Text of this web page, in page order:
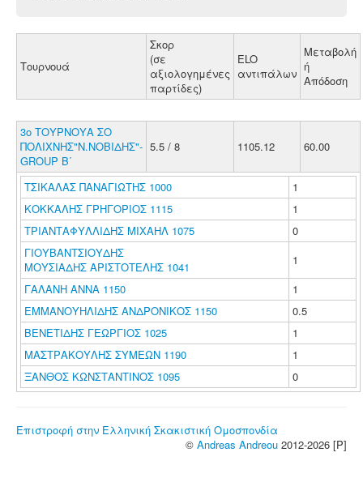
Τουρνουά
Σκορ
(σε
αξιολογημένες
παρτίδες)
ELO
αντιπάλων
Μεταβολή
ή
Απόδοση
3ο ΤΟΥΡΝΟΥΑ ΣΟ
ΠΟΛΙΧΝΗΣ"Ν.ΝΟΒΙΔΗΣ"-
GROUP Β΄
5.5 / 8 1105.12 60.00
ΤΣΙΚΑΛΑΣ ΠΑΝΑΓΙΩΤΗΣ 1000
1
ΚΟΚΚΑΛΗΣ ΓΡΗΓΟΡΙΟΣ 1115
1
ΤΡΙΑΝΤΑΦΥΛΛΙΔΗΣ ΜΙΧΑΗΛ 1075
0
ΓΙΟΥΒΑΝΤΣΙΟΥΔΗΣ
ΜΟΥΣΙΑΔΗΣ ΑΡΙΣΤΟΤΕΛΗΣ 1041
1
ΓΑΛΑΝΗ ΑΝΝΑ 1150
1
ΕΜΜΑΝΟΥΗΛΙΔΗΣ ΑΝΔΡΟΝΙΚΟΣ 1150
0.5
ΒΕΝΕΤΙΔΗΣ ΓΕΩΡΓΙΟΣ 1025
1
ΜΑΣΤΡΑΚΟΥΛΗΣ ΣΥΜΕΩΝ 1190
1
ΞΑΝΘΟΣ ΚΩΝΣΤΑΝΤΙΝΟΣ 1095
0
Επιστροφή στην Ελληνική Σκακιστική Ομοσπονδία
© Andreas Andreou 2012-2026 [P]